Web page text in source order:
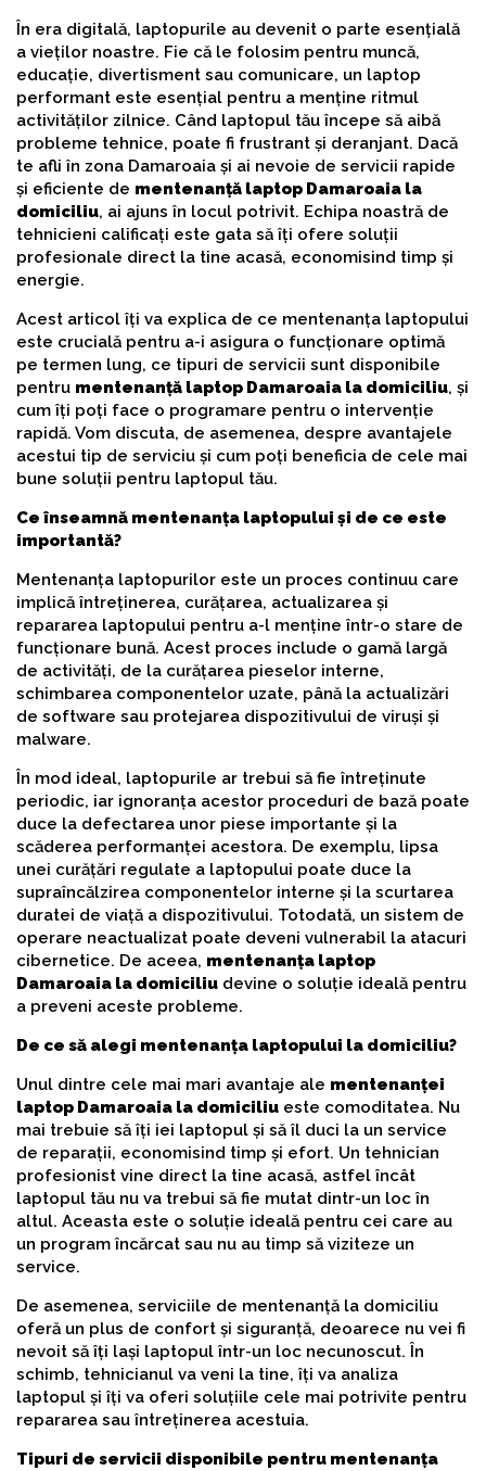
În era digitală, laptopurile au devenit o parte esențială
a vieților noastre. Fie că le folosim pentru muncă,
educație, divertisment sau comunicare, un laptop
performant este esențial pentru a menține ritmul
activităților zilnice. Când laptopul tău începe să aibă
probleme tehnice, poate fi frustrant și deranjant. Dacă
te afli în zona Damaroaia și ai nevoie de servicii rapide
și eficiente de mentenanță laptop Damaroaia la
domiciliu, ai ajuns în locul potrivit. Echipa noastră de
tehnicieni calificați este gata să îți ofere soluții
profesionale direct la tine acasă, economisind timp și
energie.
Acest articol îți va explica de ce mentenanța laptopului
este crucială pentru a-i asigura o funcționare optimă
pe termen lung, ce tipuri de servicii sunt disponibile
pentru mentenanță laptop Damaroaia la domiciliu, și
cum îți poți face o programare pentru o intervenție
rapidă. Vom discuta, de asemenea, despre avantajele
acestui tip de serviciu și cum poți beneficia de cele mai
bune soluții pentru laptopul tău.
Ce înseamnă mentenanța laptopului și de ce este
importantă?
Mentenanța laptopurilor este un proces continuu care
implică întreținerea, curățarea, actualizarea și
repararea laptopului pentru a-l menține într-o stare de
funcționare bună. Acest proces include o gamă largă
de activități, de la curățarea pieselor interne,
schimbarea componentelor uzate, până la actualizări
de software sau protejarea dispozitivului de viruși și
malware.
În mod ideal, laptopurile ar trebui să fie întreținute
periodic, iar ignoranța acestor proceduri de bază poate
duce la defectarea unor piese importante și la
scăderea performanței acestora. De exemplu, lipsa
unei curățări regulate a laptopului poate duce la
supraîncălzirea componentelor interne și la scurtarea
duratei de viață a dispozitivului. Totodată, un sistem de
operare neactualizat poate deveni vulnerabil la atacuri
cibernetice. De aceea, mentenanța laptop
Damaroaia la domiciliu devine o soluție ideală pentru
a preveni aceste probleme.
De ce să alegi mentenanța laptopului la domiciliu?
Unul dintre cele mai mari avantaje ale mentenanței
laptop Damaroaia la domiciliu este comoditatea. Nu
mai trebuie să îți iei laptopul și să îl duci la un service
de reparații, economisind timp și efort. Un tehnician
profesionist vine direct la tine acasă, astfel încât
laptopul tău nu va trebui să fie mutat dintr-un loc în
altul. Aceasta este o soluție ideală pentru cei care au
un program încărcat sau nu au timp să viziteze un
service.
De asemenea, serviciile de mentenanță la domiciliu
oferă un plus de confort și siguranță, deoarece nu vei fi
nevoit să îți lași laptopul într-un loc necunoscut. În
schimb, tehnicianul va veni la tine, îți va analiza
laptopul și îți va oferi soluțiile cele mai potrivite pentru
repararea sau întreținerea acestuia.
Tipuri de servicii disponibile pentru mentenanța